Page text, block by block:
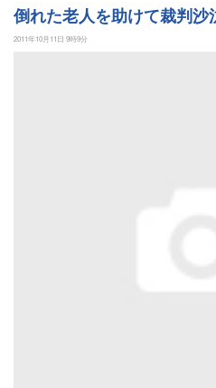
倒れた老人を助けて裁判沙
2011年10月11日 9時9分